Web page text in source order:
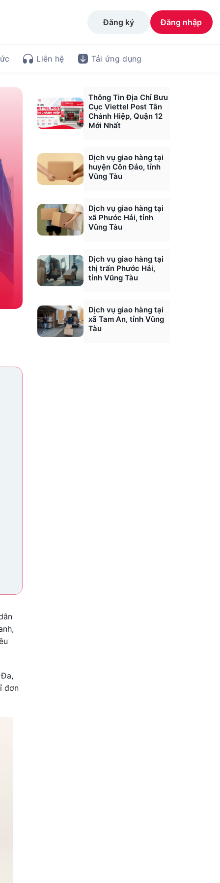
Đăng ký Đăng nhập
Liên hệ Tải ứng dụng
đơn
Thông Tin Địa Chỉ Bưu
Cục Viettel Post Tân
Chánh Hiệp, Quận 12
Mới Nhất
Dịch vụ giao hàng tại
huyện Côn Đảo, tỉnh
Vũng Tàu
Dịch vụ giao hàng tại
xã Phước Hải, tỉnh
Vũng Tàu
Dịch vụ giao hàng tại
thị trấn Phước Hải,
tỉnh Vũng Tàu
Dịch vụ giao hàng tại
xã Tam An, tỉnh Vũng
Tàu